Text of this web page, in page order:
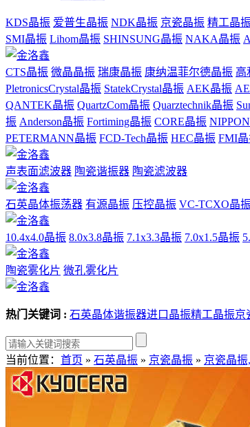
KDS晶振 爱普生晶振 NDK晶振 京瓷晶振 精工晶
SMI晶振 Lihom晶振 SHINSUNG晶振 NAKA晶振
CTS晶振 微晶晶振 瑞康晶振 康纳温菲尔德晶振 高
PletronicsCrystal晶振 StatekCrystal晶振 AEK晶振
QANTEK晶振 QuartzCom晶振 Quarztechnik晶振
振 Anderson晶振 Fortiming晶振 CORE晶振
PETERMANN晶振 FCD-Tech晶振 HEC晶振 FMI
声表面滤波器 陶瓷谐振器 陶瓷滤波器
石英晶体振荡器 有源晶振 压控晶振 VC-TCXO晶
10.4x4.0晶振 8.0x3.8晶振 7.1x3.3晶振 7.0x1.5晶振
陶瓷雾化片 微孔雾化片
热门关键词 : 石英晶体谐振器进口晶振精工晶振京
当前位置： 首页 » 石英晶振 » 京瓷晶振 » 京瓷晶